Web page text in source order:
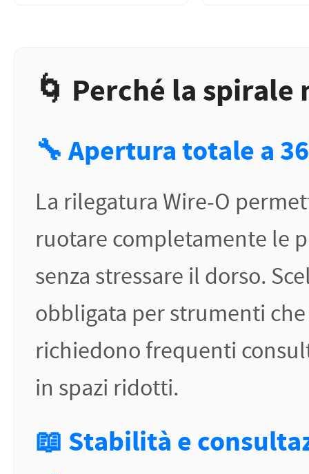
🌀 Perché la
🔧 Apertura totale a
La rilegatura Wire-O
ruotare completamente le
senza stressare il dorso.
obbligata per strumenti che
richiedono frequenti
in spazi ridotti.
📖 Stabilità e